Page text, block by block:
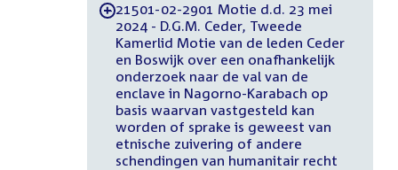
-21501-02-2901 Motie d.d. 23 mei
2024 - D.G.M. Ceder, Tweede
Kamerlid Motie van de leden Ceder
en Boswijk over een onafhankelijk
onderzoek naar de val van de
enclave in Nagorno-Karabach op
basis waarvan vastgesteld kan
worden of sprake is geweest van
etnische zuivering of andere
schendingen van humanitair recht